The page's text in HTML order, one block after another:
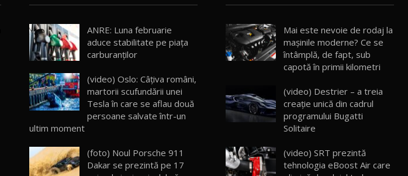
15:22
Mercedes-AMG E 53 HYBRID 4MATIC+ /
Test Drive AutoBlog.MD
11
Noul Volvo ES90 / Test Drive AutoBlog.MD
27:58
12
Noul MG HS / Test Drive AutoBlog.MD
16:48
ANRE: Luna februarie
aduce stabilitate pe piața
carburanților
(video) Oslo: Câțiva români,
martorii scufundării unei
Tesla în care se aflau două
persoane salvate într-un
ultim moment
(foto) Noul Porsche 911
Dakar se prezintă pe 17
Mai este nevoie de rodaj la
mașinile moderne? Ce se
întâmplă, de fapt, sub
capotă în primii kilometri
(video) Destrier – a treia
creație unică din cadrul
programului Bugatti
Solitaire
(video) SRT prezintă
tehnologia eBoost Air care